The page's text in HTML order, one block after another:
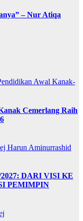
– Nur Atiqa
Awal Kanak-
Cemerlang Raih
Harun Aminurrashid
DARI VISI KE
PEMIMPIN